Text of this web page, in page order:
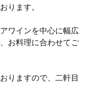
ります。
ワインを中心に幅広
お料理に合わせてご
りますので、二軒目